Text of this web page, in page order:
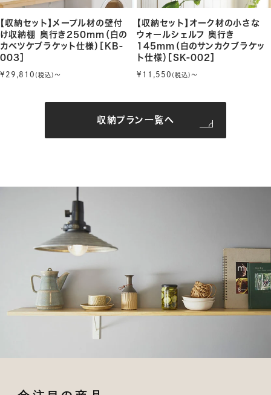
【収納セット】メープル材の壁付
け収納棚 奥行き250mm（白の
カベツケブラケット仕様）［KB-
003］
¥29,810 (税込)〜
【収納セット】オーク材の小さな
ウォールシェルフ 奥行き
145mm（白のサンカクブラケッ
ト仕様）［SK-002］
¥11,550 (税込)〜
収納プラン一覧へ